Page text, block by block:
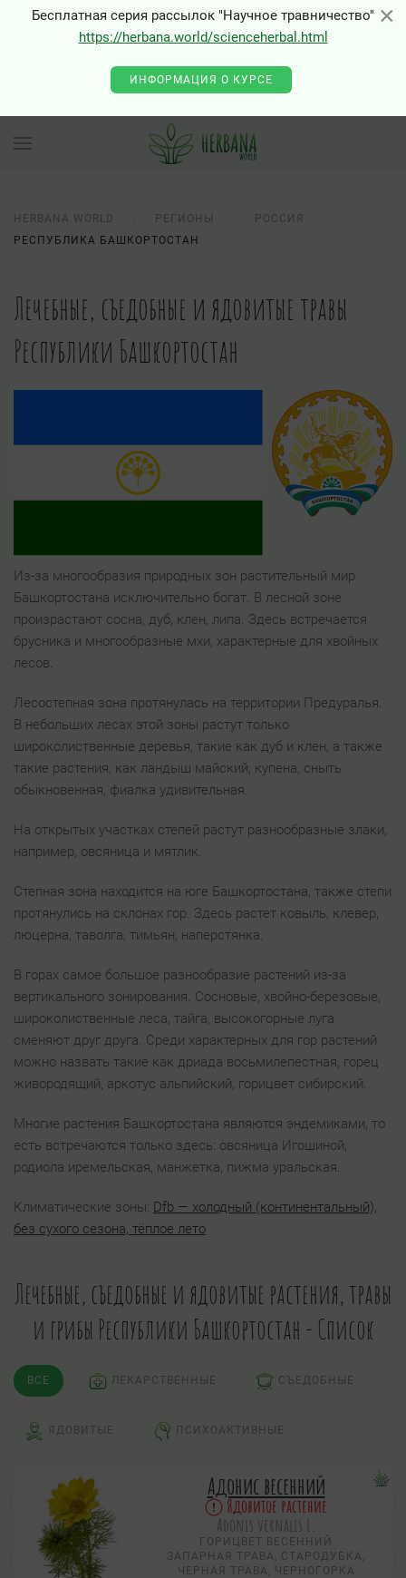
×
Бесплатная серия рассылок "Научное травничество"
https://herbana.world/scienceherbal.html
ИНФОРМАЦИЯ О КУРСЕ
HERBANA.WORLD РЕГИОНЫ
РОССИЯ
РЕСПУБЛИКА БАШКОРТОСТАН
Лечебные, съедобные и ядовитые травы
Республики Башкортостан
Из-за многообразия природных зон растительный мир
Башкортостана исключительно богат. В лесной зоне
произрастают сосна, дуб, клен, липа. Здесь встречается
брусника и многообразные мхи, характерные для хвойных
лесов.
Лесостепная зона протянулась на территории Предуралья.
В небольших лесах этой зоны растут только
широколиственные деревья, такие как дуб и клен, а также
такие растения, как ландыш майский, купена, сныть
обыкновенная, фиалка удивительная.
На открытых участках степей растут разнообразные злаки,
например, овсяница и мятлик.
Степная зона находится на юге Башкортостана, также степи
протянулись на склонах гор. Здесь растет ковыль, клевер,
люцерна, таволга, тимьян, наперстянка.
В горах самое большое разнообразие растений из-за
вертикального зонирования. Сосновые, хвойно-березовые,
широколиственные леса, тайга, высокогорные луга
сменяют друг друга. Среди характерных для гор растений
можно назвать такие как дриада восьмилепестная, горец
живородящий, аркотус альпийский, горицвет сибирский.
Многие растения Башкортостана являются эндемиками, то
есть встречаются только здесь: овсяница Игошиной,
родиола иремельская, манжетка, пижма уральская.
Климатические зоны: Dfb — холодный (континентальный),
без сухого сезона, тёплое лето
Лечебные, съедобные и ядовитые растения, травы
и грибы Республики Башкортостан - Список
ВСЕ ЛЕКАРСТВЕННЫЕ СЪЕДОБНЫЕ
ЯДОВИТЫЕ ПСИХОАКТИВНЫЕ
Адонис весенний
Ядовитое растение
Adonis vernalis L.
ГОРИЦВЕТ ВЕСЕННИЙ
ЗАПАРНАЯ ТРАВА, СТАРОДУБКА,
ЧЕРНАЯ ТРАВА, ЧЕРНОГОРКА
×